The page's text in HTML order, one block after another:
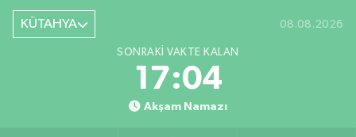
KÜTAHYA 08.08.2026
SONRAKI VAKTE KALAN
17:03
Akşam Namazı